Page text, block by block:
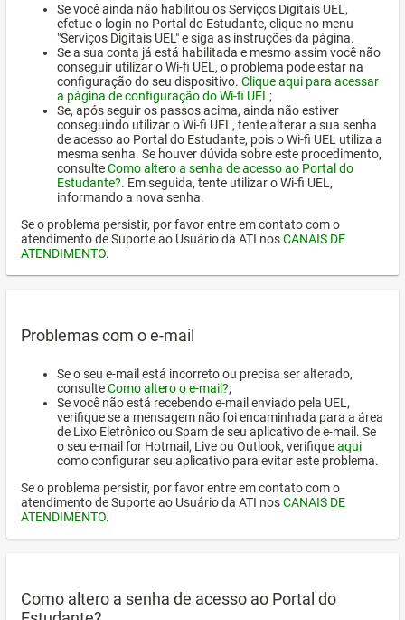
Se você ainda não habilitou os Serviços Digitais UEL,
efetue o login no Portal do Estudante, clique no menu
"Serviços Digitais UEL" e siga as instruções da página.
Se a sua conta já está habilitada e mesmo assim você não
conseguir utilizar o Wi-fi UEL, o problema pode estar na
configuração do seu dispositivo. Clique aqui para acessar
a página de configuração do Wi-fi UEL ;
Se, após seguir os passos acima, ainda não estiver
conseguindo utilizar o Wi-fi UEL, tente alterar a sua senha
de acesso ao Portal do Estudante, pois o Wi-fi UEL utiliza a
mesma senha. Se houver dúvida sobre este procedimento,
consulteComo altero a senha de acesso ao Portal do
Estudante?. Em seguida, tente utilizar o Wi-fi UEL,
informando a nova senha.
Se o problema persistir, por favor entre em contato com o
atendimento de Suporte ao Usuário da ATI nosCANAIS DE
ATENDIMENTO.
Problemas com o e-mail
Se o seu e-mail está incorreto ou precisa ser alterado,
consulteComo altero o e-mail?;
Se você não está recebendo e-mail enviado pela UEL,
verifique se a mensagem não foi encaminhada para a área
de Lixo Eletrônico ou Spam de seu aplicativo de e-mail. Se
o seu e-mail for Hotmail, Live ou Outlook, verifiqueaqui
como configurar seu aplicativo para evitar este problema.
Se o problema persistir, por favor entre em contato com o
atendimento de Suporte ao Usuário da ATI nosCANAIS DE
ATENDIMENTO.
Como altero a senha de acesso ao Portal do